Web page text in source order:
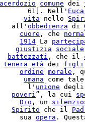
comune dei
61]. Nell'
vita nello
all' obbedienza di
cuore , che
1914 La
giustizia sociale
battezzati , che il
tenera età dei figli
ordine morale ,
umana come
l' unione
poveri”, la cui
Dio , un
Spirito che il
sua opera .